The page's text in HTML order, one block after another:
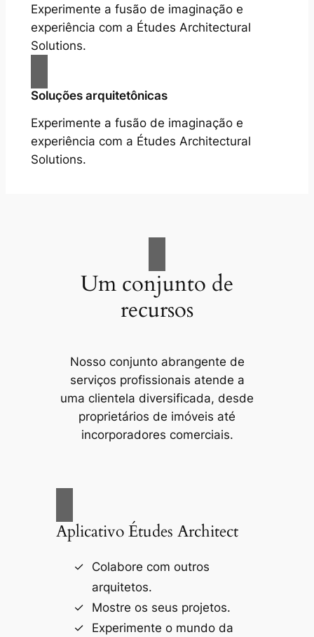
Experimente a fusão de imaginação e
experiência com a Études Architectural
Solutions.
Soluções arquitetônicas
Experimente a fusão de imaginação e
experiência com a Études Architectural
Solutions.
Um conjunto de
recursos
Nosso conjunto abrangente de
serviços profissionais atende a
uma clientela diversificada, desde
proprietários de imóveis até
incorporadores comerciais.
Aplicativo Études Architect
Colabore com outros
arquitetos.
Mostre os seus projetos.
Experimente o mundo da